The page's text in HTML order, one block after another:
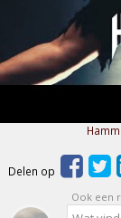
Delen op
Ook een